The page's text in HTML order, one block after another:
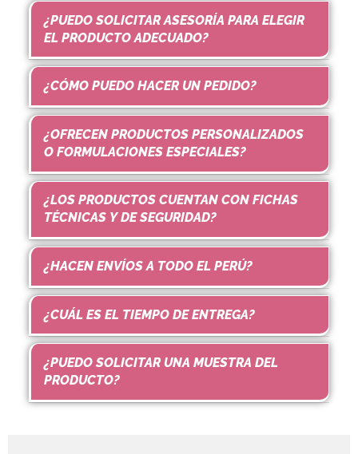
¿PUEDO SOLICITAR ASESORÍA PARA ELEGIR
EL PRODUCTO ADECUADO?
¿CÓMO PUEDO HACER UN PEDIDO?
¿OFRECEN PRODUCTOS PERSONALIZADOS
O FORMULACIONES ESPECIALES?
¿LOS PRODUCTOS CUENTAN CON FICHAS
TÉCNICAS Y DE SEGURIDAD?
¿HACEN ENVÍOS A TODO EL PERÚ?
¿CUÁL ES EL TIEMPO DE ENTREGA?
¿PUEDO SOLICITAR UNA MUESTRA DEL
PRODUCTO?